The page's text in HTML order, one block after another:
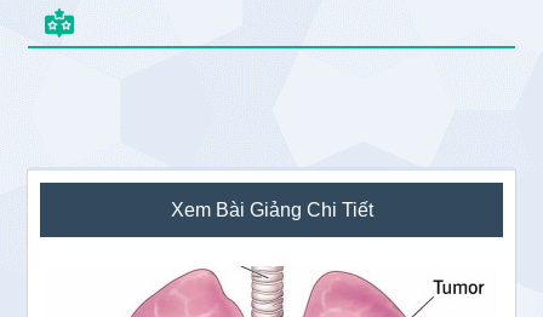
Sidebar
chính
Xem Bài Giảng Chi Tiết